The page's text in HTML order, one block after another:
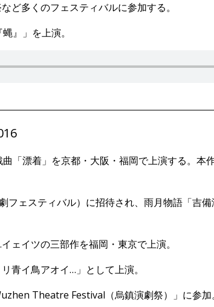
ど多くのフェスティバルに参加する。
』」を上演。
「漂着」を京都・大阪・福岡で上演する。本
ェスティバル）に招待され、雨月物語「吉
ェイツの三部作を福岡・東京で上演。
青イ鳥アオイ…」として上演。
Theatre Festival（烏鎮演劇祭）」に参加。